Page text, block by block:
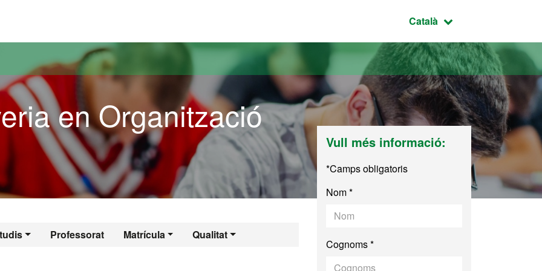
Idioma seleccionat:
Català
en Organització
Professorat Matrícula Qualitat
en Organització Industrial
Vull més informació:
*Camps obligatoris
Nom *
Cognoms *